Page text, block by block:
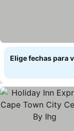
Elige fechas para